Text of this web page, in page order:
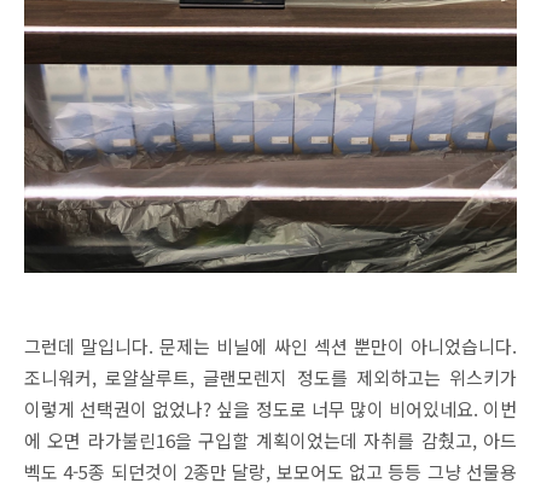
그런데 말입니다. 문제는 비닐에 싸인 섹션 뿐만이 아니었습니다.
조니워커, 로얄살루트, 글랜모렌지 정도를 제외하고는 위스키가
이렇게 선택권이 없었나? 싶을 정도로 너무 많이 비어있네요. 이번
에 오면 라가불린16을 구입할 계획이었는데 자취를 감췄고, 아드
벡도 4-5종 되던것이 2종만 달랑, 보모어도 없고 등등 그냥 선물용